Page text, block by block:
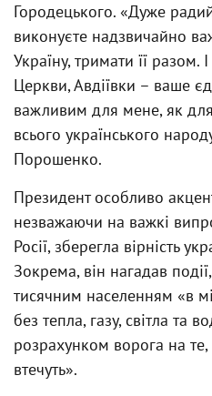
Городецького. «Дуже
виконуєте надзвичайно
Україну, тримати її разом.
Церкви, Авдіївки – ваше
важливим для мене, як
всього українського
Порошенко.
Президент особливо
незважаючи на важкі
Росії, зберегла вірність
Зокрема, він нагадав
тисячним населенням «в
без тепла, газу, світла та
розрахунком ворога на
втечуть».